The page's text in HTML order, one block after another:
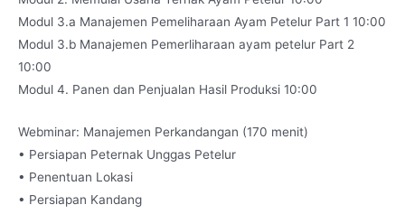
Modul 3.a Manajemen Pemeliharaan Ayam Petelur Part 1 10:00
Modul 3.b Manajemen Pemerliharaan ayam petelur Part 2
10:00
Modul 4. Panen dan Penjualan Hasil Produksi 10:00
Webminar: Manajemen Perkandangan (170 menit)
• Persiapan Peternak Unggas Petelur
• Penentuan Lokasi
• Persiapan Kandang